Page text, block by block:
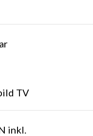
TV
inkl.